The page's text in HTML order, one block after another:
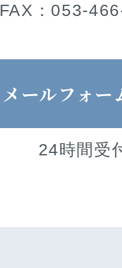
FAX：053-
メールフォー
24時間受